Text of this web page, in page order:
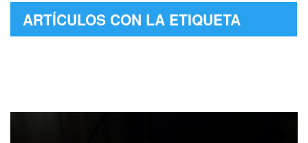
ARTÍCULOS CON LA ETIQUETA